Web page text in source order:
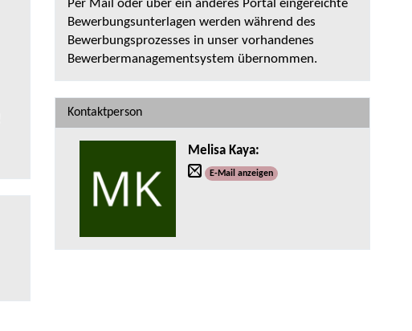
Per Mail oder über ein anderes Portal eingereichte
Bewerbungsunterlagen werden während des
Bewerbungsprozesses in unser vorhandenes
Bewerbermanagementsystem übernommen.
Kontaktperson
Melisa Kaya:
E-Mail anzeigen